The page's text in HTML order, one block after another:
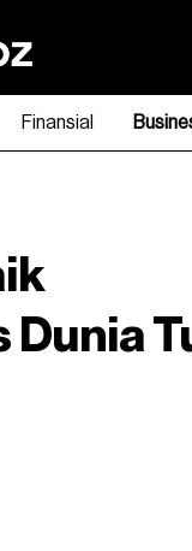
Finansial
Dunia